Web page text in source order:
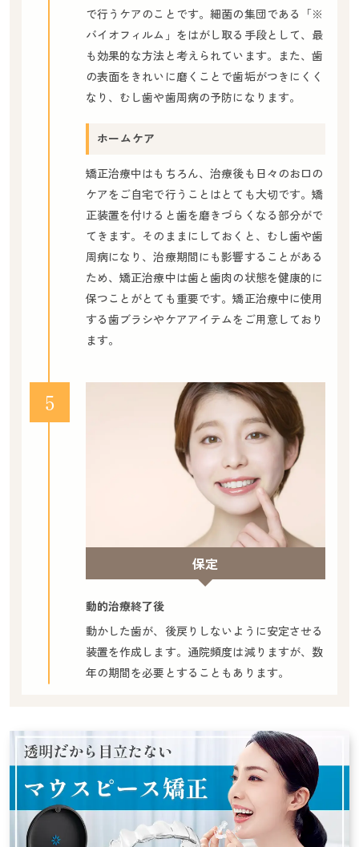
で行うケアのことです。細菌の集団である「※
バイオフィルム」をはがし取る手段として、最
も効果的な方法と考えられています。また、歯
の表面をきれいに磨くことで歯垢がつきにくく
なり、むし歯や歯周病の予防になります。
ホームケア
矯正治療中はもちろん、治療後も日々のお口の
ケアをご自宅で行うことはとても大切です。矯
正装置を付けると歯を磨きづらくなる部分がで
てきます。そのままにしておくと、むし歯や歯
周病になり、治療期間にも影響することがある
ため、矯正治療中は歯と歯肉の状態を健康的に
保つことがとても重要です。矯正治療中に使用
する歯ブラシやケアアイテムをご用意しており
ます。
５
保定
動的治療終了後
動かした歯が、後戻りしないように安定させる
装置を作成します。通院頻度は減りますが、数
年の期間を必要とすることもあります。